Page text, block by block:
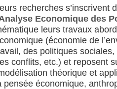
recherches s’inscrivent
Economique des
leurs travaux
(économie de
des politiques
conflits, etc.) et reposent
théorique et
pensée économique,